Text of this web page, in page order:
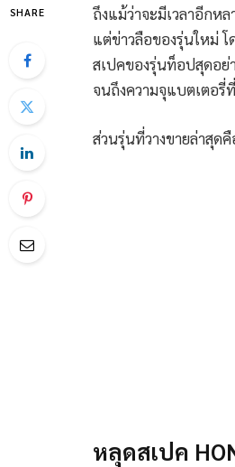
SHARE ถึงแม้ว่าจะมีเวลาอีกห
แต่ข่าวลือของรุ่นใหม่
สเปคของรุ่นท็อปสุดอย่
จนถึงความจุแบตเตอรี่
ส่วนรุ่นที่วางขายล่าสุดคื
หลุดสเปค